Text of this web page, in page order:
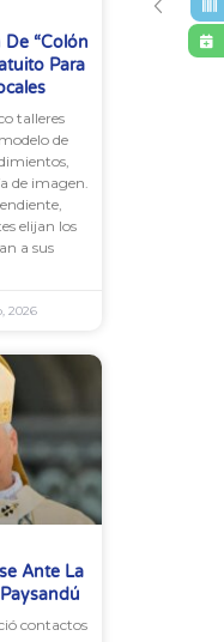
“Colón
Para
talleres
de
de imagen.
elijan los
a sus
2026
Ante La
contactos